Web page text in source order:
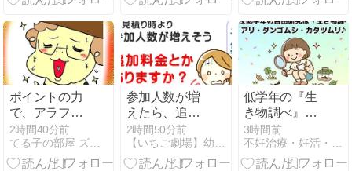
年」をつくる
新たな起業家
支援プログラ
ムとは？
涛のお祝いク
ーポン（2026
年7月23日）
ポイントの力
で、アラフィ
フの足が勝手
に動く。
2時間40分前
てる子の部屋 ズボラ主婦の４人の子育て&成長日記
参加人数が増
えたら、追加
料金とかあり
ますか？
2時間50分前
低学年の『生
き物調べ』は
身近な生き物
で決まり‼️自由
研究の他のテ
3時間前